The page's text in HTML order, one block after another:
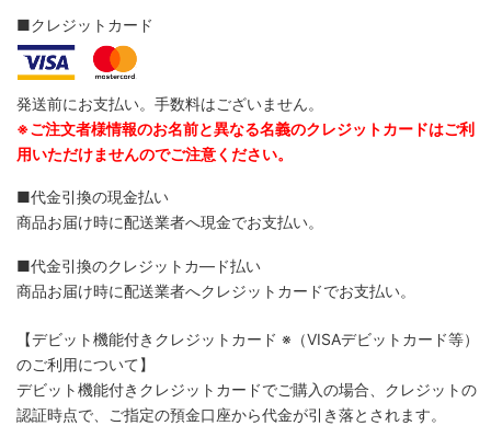
■クレジットカード
発送前にお支払い。手数料はございません。
※ご注文者様情報のお名前と異なる名義のクレジットカードはご利
用いただけませんのでご注意ください。
■代金引換の現金払い
商品お届け時に配送業者へ現金でお支払い。
■代金引換のクレジットカ―ド払い
商品お届け時に配送業者へクレジットカードでお支払い。
【デビット機能付きクレジットカード ※（VISAデビットカード等）
のご利用について】
デビット機能付きクレジットカードでご購入の場合、クレジットの
認証時点で、ご指定の預金口座から代金が引き落とされます。